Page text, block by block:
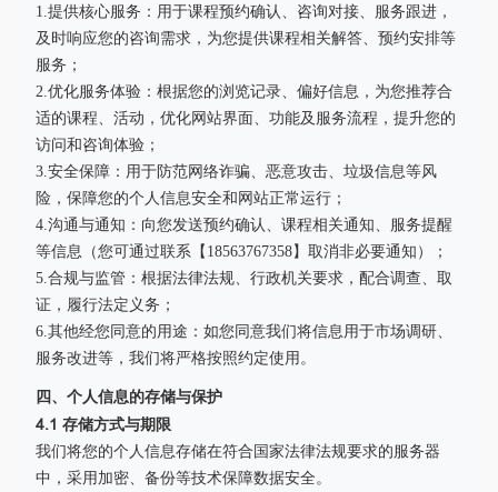
1.提供核心服务：用于课程预约确认、咨询对接、服务跟进，
及时响应您的咨询需求，为您提供课程相关解答、预约安排等
服务；
2.优化服务体验：根据您的浏览记录、偏好信息，为您推荐合
适的课程、活动，优化网站界面、功能及服务流程，提升您的
访问和咨询体验；
3.安全保障：用于防范网络诈骗、恶意攻击、垃圾信息等风
险，保障您的个人信息安全和网站正常运行；
4.沟通与通知：向您发送预约确认、课程相关通知、服务提醒
等信息（您可通过联系【18563767358】取消非必要通知）；
5.合规与监管：根据法律法规、行政机关要求，配合调查、取
证，履行法定义务；
6.其他经您同意的用途：如您同意我们将信息用于市场调研、
服务改进等，我们将严格按照约定使用。
四、个人信息的存储与保护
4.1 存储方式与期限
我们将您的个人信息存储在符合国家法律法规要求的服务器
中，采用加密、备份等技术保障数据安全。